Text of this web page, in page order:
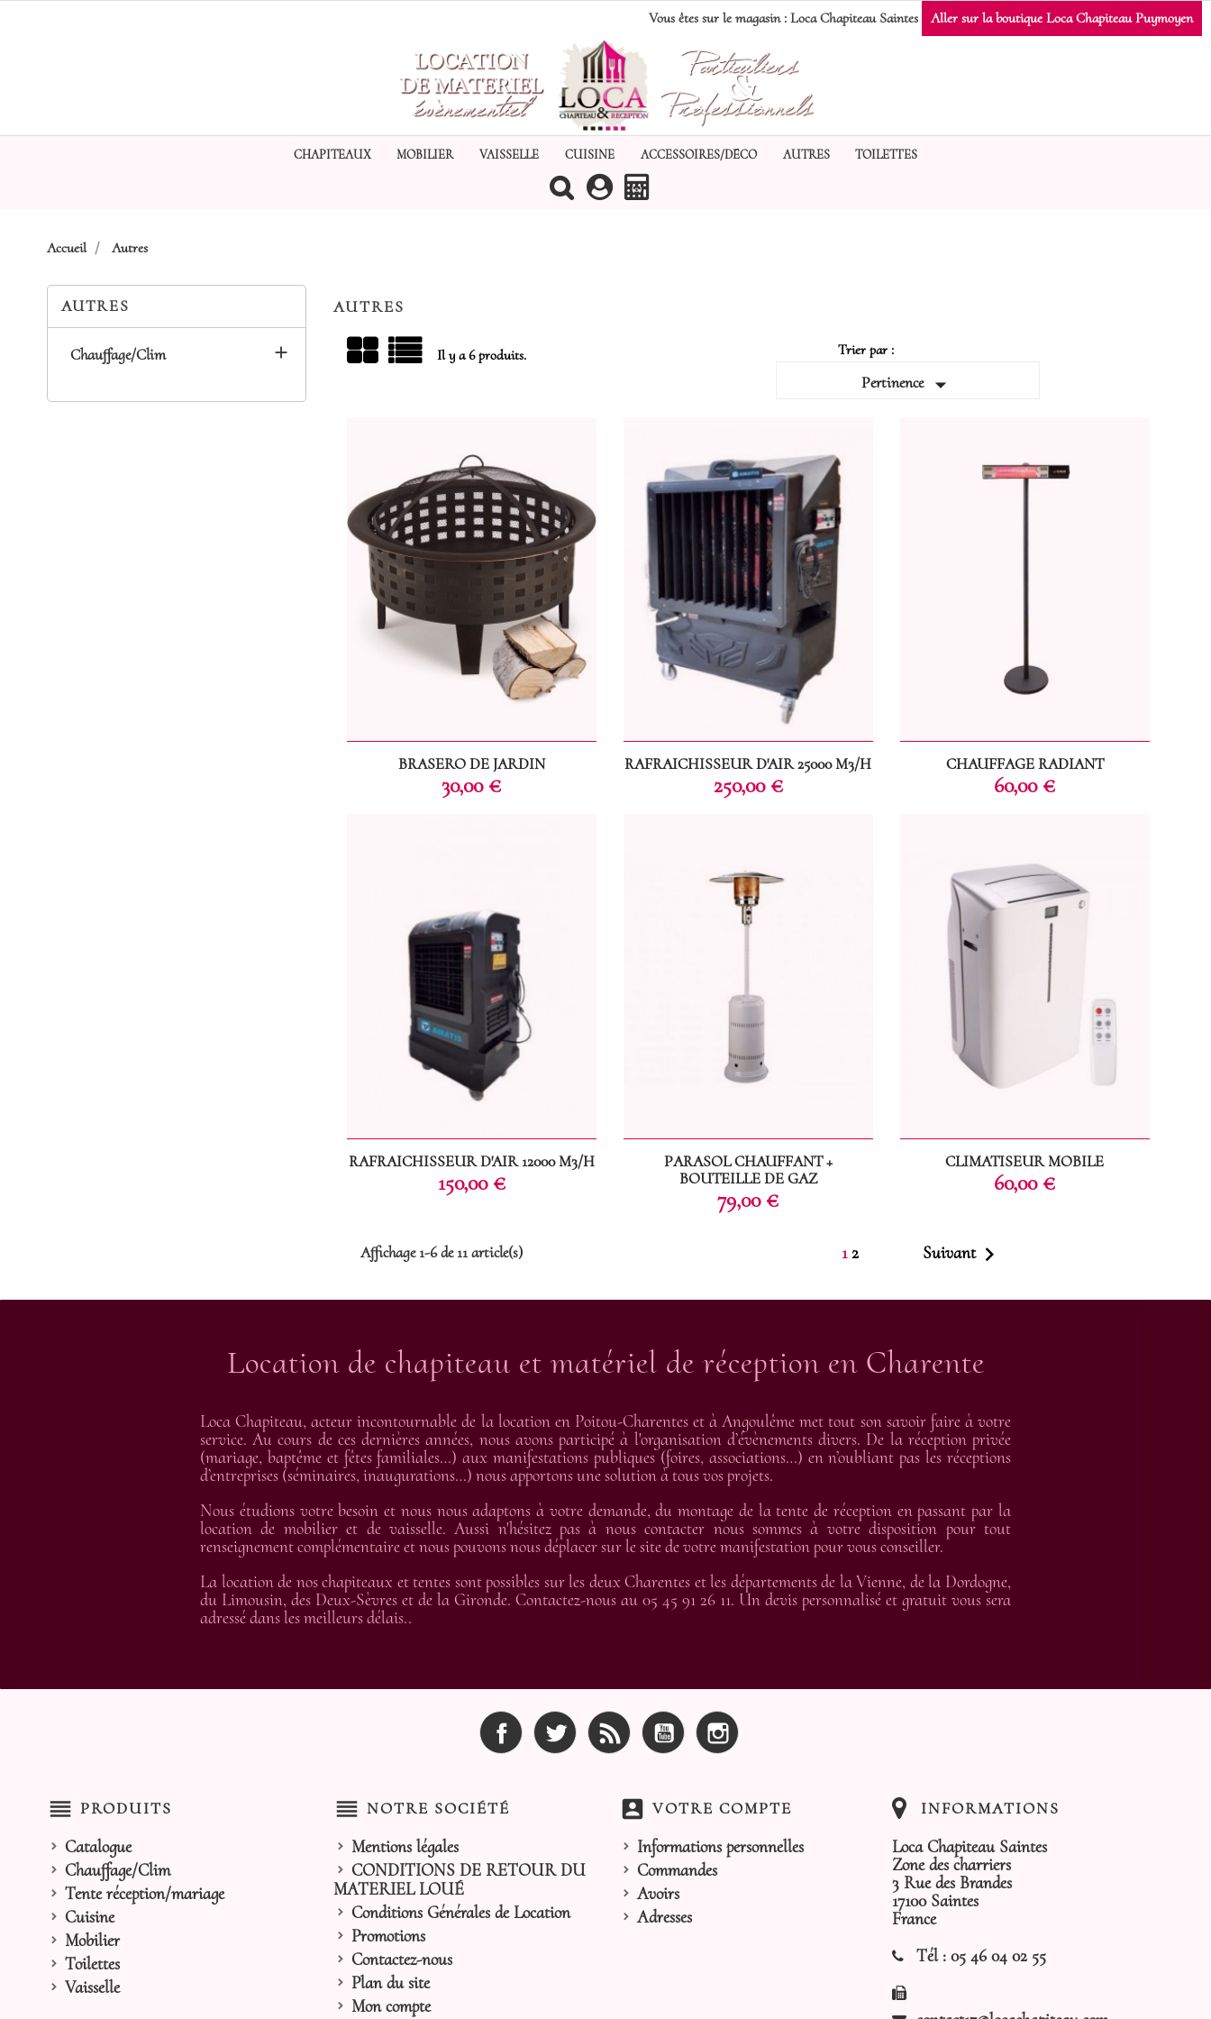
Vous êtes sur le magasin : Loca Chapiteau Saintes Aller sur la boutique Loca Chapiteau Puymoyen
CHAPITEAUX MOBILIER VAISSELLE CUISINE ACCESSOIRES/DÉCO AUTRES TOILETTES
(0)
Accueil Autres
AUTRES
Chauffage/Clim 
AUTRES
Il y a 6 produits. Trier par :
Pertinence 
BRASERO DE JARDIN
Prix
30,00 €
RAFRAICHISSEUR D'AIR 25000 M3/H
Prix
250,00 €
CHAUFFAGE RADIANT
Prix
60,00 €
RAFRAICHISSEUR D'AIR 12000 M3/H
Prix
150,00 €
PARASOL CHAUFFANT +
BOUTEILLE DE GAZ
Prix
79,00 €
CLIMATISEUR MOBILE
Prix
60,00 €
Affichage 1-6 de 11 article(s) 12 Suivant
Location de chapiteau et matériel de réception en Charente
Loca Chapiteau, acteur incontournable de la location en Poitou-Charentes et à Angoulême met tout son savoir faire à votre
service. Au cours de ces dernières années, nous avons participé à l'organisation d’évènements divers. De la réception privée
(mariage, baptême et fêtes familiales…) aux manifestations publiques (foires, associations…) en n’oubliant pas les réceptions
d’entreprises (séminaires, inaugurations…) nous apportons une solution à tous vos projets.
Nous étudions votre besoin et nous nous adaptons à votre demande, du montage de la tente de réception en passant par la
location de mobilier et de vaisselle. Aussi n'hésitez pas à nous contacter nous sommes à votre disposition pour tout
renseignement complémentaire et nous pouvons nous déplacer sur le site de votre manifestation pour vous conseiller.
La location de nos chapiteaux et tentes sont possibles sur les deux Charentes et les départements de la Vienne, de la Dordogne,
du Limousin, des Deux-Sèvres et de la Gironde. Contactez-nous au 05 45 91 26 11. Un devis personnalisé et gratuit vous sera
adressé dans les meilleurs délais..
Facebook Twitter Rss YouTube
reorder PRODUITS
Catalogue
Chauffage/Clim
Tente réception/mariage
Cuisine
Mobilier
Toilettes
Vaisselle
reorder NOTRE SOCIÉTÉ
Mentions légales
CONDITIONS DE RETOUR DU
MATERIEL LOUÉ
Conditions Générales de Location
Promotions
Contactez-nous
Plan du site
Mon compte
account_box VOTRE COMPTE
Informations personnelles
Commandes
Avoirs
Adresses
INFORMATIONS
Loca Chapiteau Saintes
Zone des charriers
3 Rue des Brandes
17100 Saintes
France
Tél : 05 46 04 02 55